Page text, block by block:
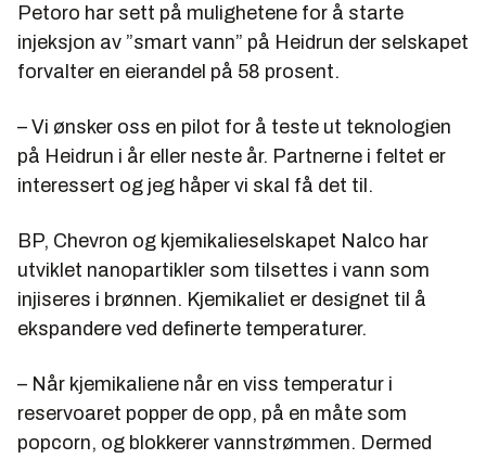
Petoro har sett på mulighetene for å starte
injeksjon av ”smart vann” på Heidrun der selskapet
forvalter en eierandel på 58 prosent.
– Vi ønsker oss en pilot for å teste ut teknologien
på Heidrun i år eller neste år. Partnerne i feltet er
interessert og jeg håper vi skal få det til.
BP, Chevron og kjemikalieselskapet Nalco har
utviklet nanopartikler som tilsettes i vann som
injiseres i brønnen. Kjemikaliet er designet til å
ekspandere ved definerte temperaturer.
– Når kjemikaliene når en viss temperatur i
reservoaret popper de opp, på en måte som
popcorn, og blokkerer vannstrømmen. Dermed